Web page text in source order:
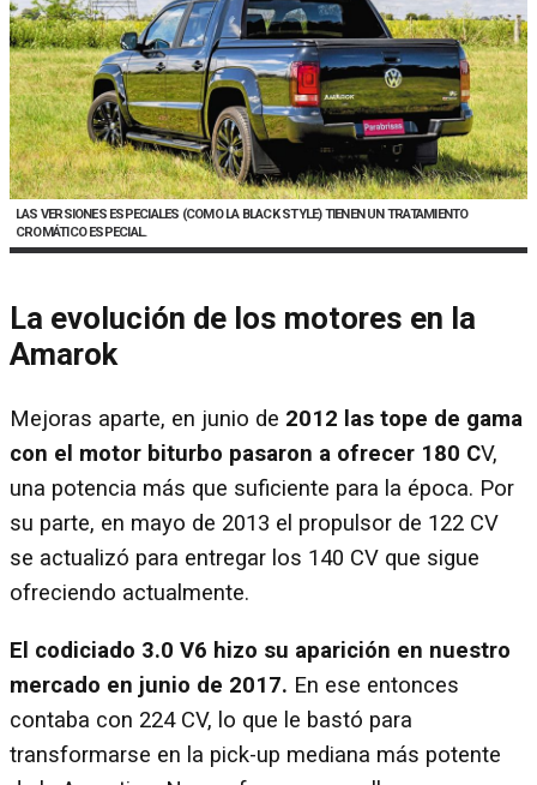
LAS VERSIONES ESPECIALES (COMO LA BLACK STYLE) TIENEN UN TRATAMIENTO
CROMÁTICO ESPECIAL.
La evolución de los motores en la
Amarok
Mejoras aparte, en junio de 2012 las tope de gama
con el motor biturbo pasaron a ofrecer 180 CV,
una potencia más que suficiente para la época. Por
su parte, en mayo de 2013 el propulsor de 122 CV
se actualizó para entregar los 140 CV que sigue
ofreciendo actualmente.
El codiciado 3.0 V6 hizo su aparición en nuestro
mercado en junio de 2017. En ese entonces
contaba con 224 CV, lo que le bastó para
transformarse en la pick-up mediana más potente